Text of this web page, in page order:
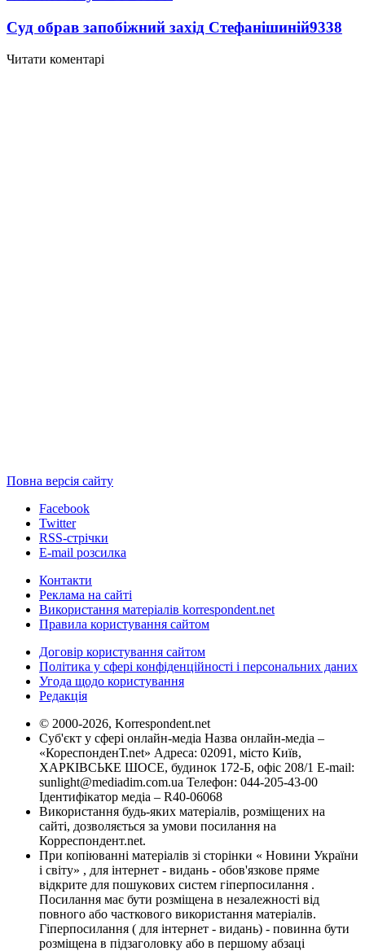
Суд обрав запобіжний захід Стефанішиній9338
Читати коментарі
Повна версія сайту
Facebook
Twitter
RSS-стрічки
E-mail розсилка
Контакти
Реклама на сайті
Використання матеріалів korrespondent.net
Правила користування сайтом
Договір користування сайтом
Політика у сфері конфіденційності і персональних даних
Угода щодо користування
Редакція
© 2000-2026, Korrespondent.net
Суб'єкт у сфері онлайн-медіа Назва онлайн-медіа –
«КореспонденТ.net» Адреса: 02091, місто Київ,
ХАРКІВСЬКЕ ШОСЕ, будинок 172-Б, офіс 208/1 E-mail:
sunlight@mediadim.com.ua Телефон: 044-205-43-00
Ідентифікатор медіа – R40-06068
Використання будь-яких матеріалів, розміщених на
сайті, дозволяється за умови посилання на
Корреспондент.net.
При копіюванні матеріалів зі сторінки « Новини України
і світу» , для інтернет - видань - обов'язкове пряме
відкрите для пошукових систем гіперпосилання .
Посилання має бути розміщена в незалежності від
повного або часткового використання матеріалів.
Гіперпосилання ( для інтернет - видань) - повинна бути
розміщена в підзаголовку або в першому абзаці